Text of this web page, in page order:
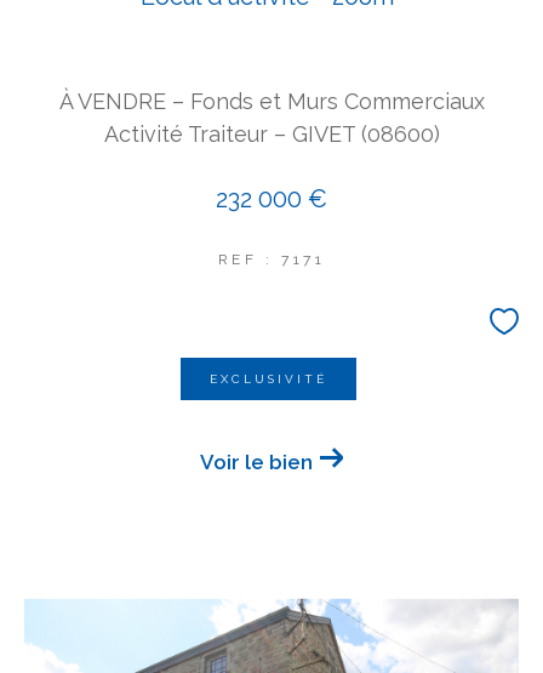
À VENDRE – Fonds et Murs Commerciaux
Activité Traiteur – GIVET (08600)
232 000 €
REF : 7171
EXCLUSIVITÉ
Voir le bien